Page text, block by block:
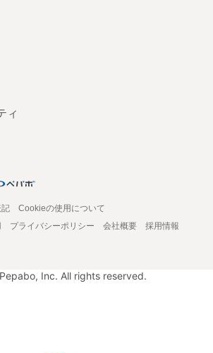
ィ
Cookieの使用について
プライバシーポリシー 会社概要
採用情報
Inc. All rights reserved.